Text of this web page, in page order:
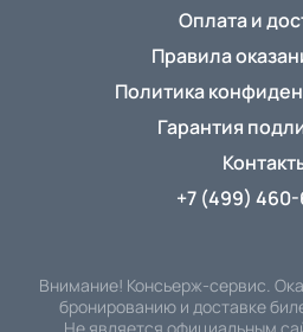
Оплата и
Правила
Политика
Гарантия
+7 (499)
Внимание! Консьерж-сервис.
бронированию и доставке